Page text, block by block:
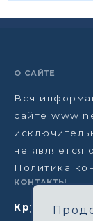
О САЙТЕ
Вся
сайте
не является
Политика
КОНТАКТЫ
Круизная